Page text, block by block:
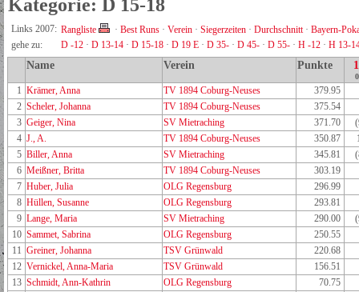
Kategorie: D 15-18
Links 2007: Rangliste · Best Runs · Verein · Siegerzeiten · Durchschnitt· Bayern-
gehe zu:
D -12 · D 13-14 · D 15-18 · D 19 E · D 35- · D 45- · D 55- · H -12 · H 13-
Name Verein Punkte
1 Krämer, Anna TV 1894 Coburg-Neuses
379.95
2 Scheler, Johanna TV 1894 Coburg-Neuses
375.54
3 Geiger, Nina SV Mietraching 371.70
4 J., A. TV 1894 Coburg-Neuses 350.87
5 Biller, Anna SV Mietraching 345.81
6 Meißner, Britta TV 1894 Coburg-Neuses
303.19
7 Huber, Julia OLG Regensburg
296.99
8 Hüllen, Susanne OLG Regensburg
293.81
9 Lange, Maria SV Mietraching 290.00
10 Sammet, Sabrina OLG Regensburg
250.55
11 Greiner, Johanna TSV Grünwald
220.68
12 Vernickel, Anna-Maria TSV Grünwald
156.51
13 Schmidt, Ann-Kathrin OLG Regensburg
70.75